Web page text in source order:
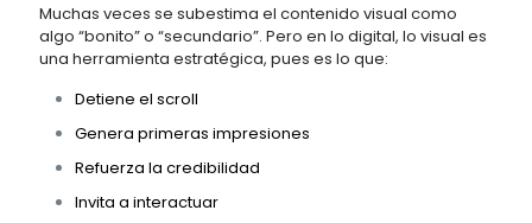
Muchas veces se subestima el contenido visual como
algo “bonito” o “secundario”. Pero en lo digital, lo visual es
una herramienta estratégica, pues es lo que:
Detiene el scroll
Genera primeras impresiones
Refuerza la credibilidad
Invita a interactuar